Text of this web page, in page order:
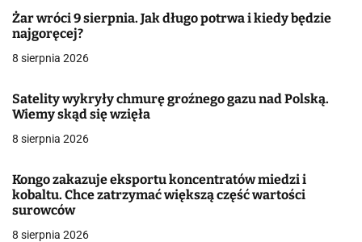
a
c
a
w
i
s
Żar wróci 9 sierpnia. Jak długo potrwa i kiedy będzie
najgoręcej?
8 sierpnia 2026
Satelity wykryły chmurę groźnego gazu nad Polską.
Wiemy skąd się wzięła
8 sierpnia 2026
Kongo zakazuje eksportu koncentratów miedzi i
kobaltu. Chce zatrzymać większą część wartości
surowców
8 sierpnia 2026